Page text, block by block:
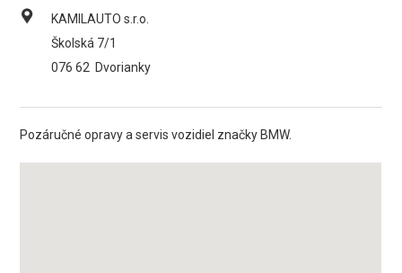
KAMILAUTO s.r.o.
Školská 7/1
076 62 Dvorianky
Pozáručné opravy a servis vozidiel značky BMW.